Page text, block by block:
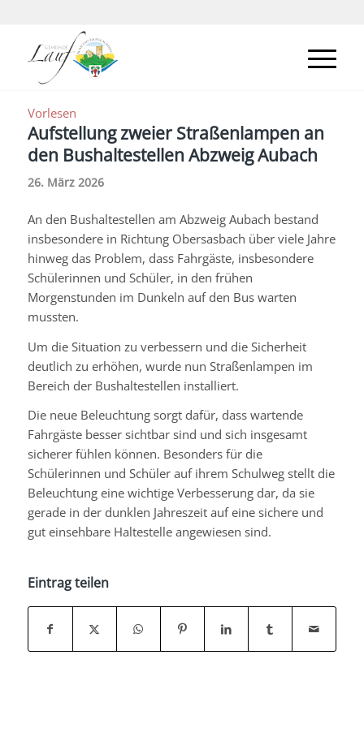
Vorlesen
Aufstellung zweier Straßenlampen an
den Bushaltestellen Abzweig Aubach
26. März 2026
An den Bushaltestellen am Abzweig Aubach bestand
insbesondere in Richtung Obersasbach über viele Jahre
hinweg das Problem, dass Fahrgäste, insbesondere
Schülerinnen und Schüler, in den frühen
Morgenstunden im Dunkeln auf den Bus warten
mussten.
Um die Situation zu verbessern und die Sicherheit
deutlich zu erhöhen, wurde nun Straßenlampen im
Bereich der Bushaltestellen installiert.
Die neue Beleuchtung sorgt dafür, dass wartende
Fahrgäste besser sichtbar sind und sich insgesamt
sicherer fühlen können. Besonders für die
Schülerinnen und Schüler auf ihrem Schulweg stellt die
Beleuchtung eine wichtige Verbesserung dar, da sie
gerade in der dunklen Jahreszeit auf eine sichere und
gut einsehbare Haltestelle angewiesen sind.
Eintrag teilen